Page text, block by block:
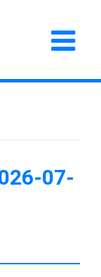
07-